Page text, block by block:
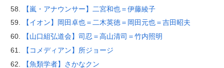
【嵐・アナウンサー】二宮和也＝伊藤綾子
【イオン】岡田卓也＝二木英徳＝岡田元也＝吉田昭夫
【山口組弘道会】司忍＝高山清司＝竹内照明
【コメディアン】所ジョージ
【魚類学者】さかなクン